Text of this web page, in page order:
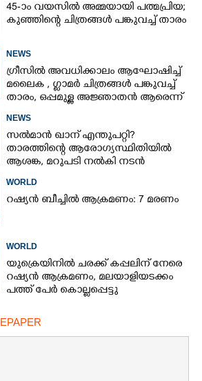
45-ാം വയസിൽ അമ്മയായി പത്മപ്രിയ;
കുഞ്ഞിന്റെ ചിത്രങ്ങൾ പങ്കുവച്ച് താരം
NEWS
ഗ്രീസിൽ അവധിക്കാലം ആഘോഷിച്ച്
മലൈക ,​ ഗ്ലാമർ ചിത്രങ്ങൾ പങ്കുവച്ച്
താരം,​ ഒപ്പമുള്ള അജ്ഞാതൻ ആരെന്ന്
NEWS
സൽമാൻ ഖാന് എന്തുപറ്റി?
താരത്തിന്റെ ആരോഗ്യസ്ഥിതിയിൽ
ആശങ്ക, മറുപടി നൽകി നടൻ
WORLD
റഷ്യൻ ബീച്ചിൽ ആക്രമണം: 7 മരണം
WORLD
യുക്രെയിനിൽ ചരക്ക് കപ്പലിന് നേരെ
റഷ്യൻ ആക്രമണം,​ മലയാളിയടക്കം
പത്ത് പേർ കൊല്ലപ്പെട്ടു
EPAPER